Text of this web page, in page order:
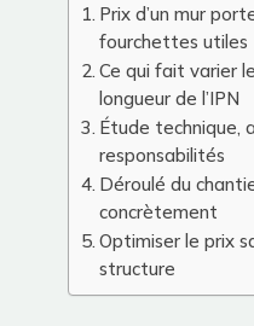
Prix d’un mur
fourchettes utiles
Ce qui fait varier
longueur de l’IPN
Étude technique,
responsabilités
Déroulé du
concrètement
Optimiser le prix
structure